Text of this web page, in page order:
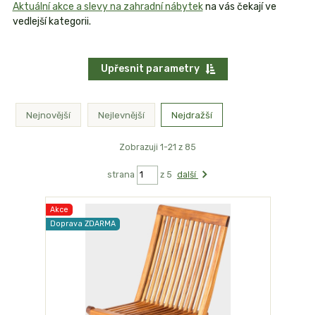
Aktuální akce a slevy na zahradní nábytekna vás čekají ve
vedlejší kategorii.
Upřesnit parametry
Nejnovější Nejlevnější Nejdražší
Zobrazuji 1-21 z 85
strana z 5 další
Akce
Doprava ZDARMA